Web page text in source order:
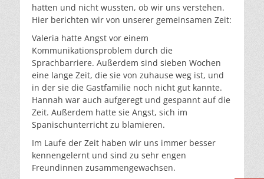
hatten und nicht wussten, ob wir uns verstehen.
Hier berichten wir von unserer gemeinsamen Zeit:
Valeria hatte Angst vor einem
Kommunikationsproblem durch die
Sprachbarriere. Außerdem sind sieben Wochen
eine lange Zeit, die sie von zuhause weg ist, und
in der sie die Gastfamilie noch nicht gut kannte.
Hannah war auch aufgeregt und gespannt auf die
Zeit. Außerdem hatte sie Angst, sich im
Spanischunterricht zu blamieren.
Im Laufe der Zeit haben wir uns immer besser
kennengelernt und sind zu sehr engen
Freundinnen zusammengewachsen.